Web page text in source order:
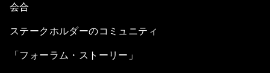
会合
ステークホルダーのコミュニティ
「フォーラム・ストーリー」